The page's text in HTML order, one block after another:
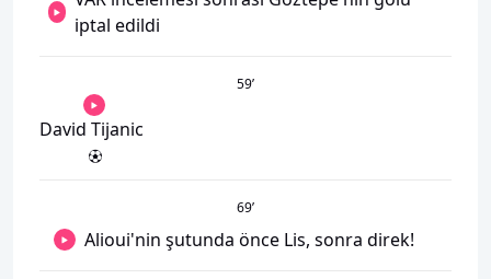
iptal edildi
59’
David Tijanic
69’
Alioui'nin şutunda önce Lis, sonra direk!